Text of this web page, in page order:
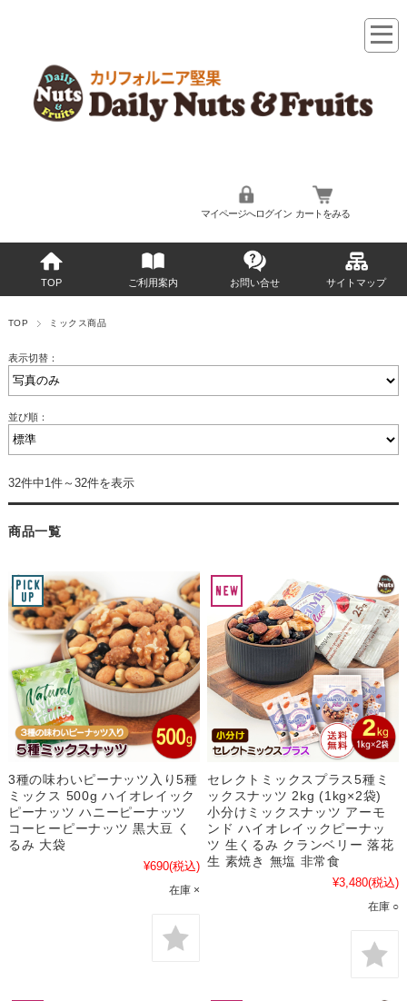
マイページへログイン カートをみる
TOP ご利用案内 お問い合せ サイトマップ
TOP ミックス商品
表示切替：
並び順：
32件中1件～32件を表示
商品一覧
3種の味わいピーナッツ入り5種
ミックス 500g ハイオレイック
ピーナッツ ハニーピーナッツ
コーヒーピーナッツ 黒大豆 く
るみ 大袋
¥690(税込)
在庫 ×
セレクトミックスプラス5種ミ
ックスナッツ 2kg (1kg×2袋)
小分けミックスナッツ アーモ
ンド ハイオレイックピーナッ
ツ 生くるみ クランベリー 落花
生 素焼き 無塩 非常食
¥3,480(税込)
在庫 ○